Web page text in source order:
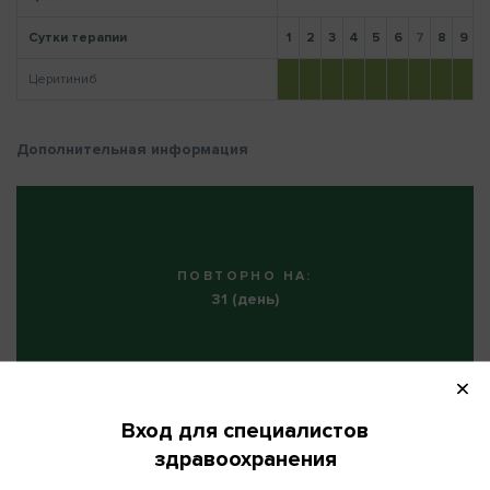
Сутки терапии 1 2 3 4 5 6 7 8 9
Церитиниб
Дополнительная информация
ПОВТОРНО НА:
31 (день)
Вход для специалистов
здравоохранения